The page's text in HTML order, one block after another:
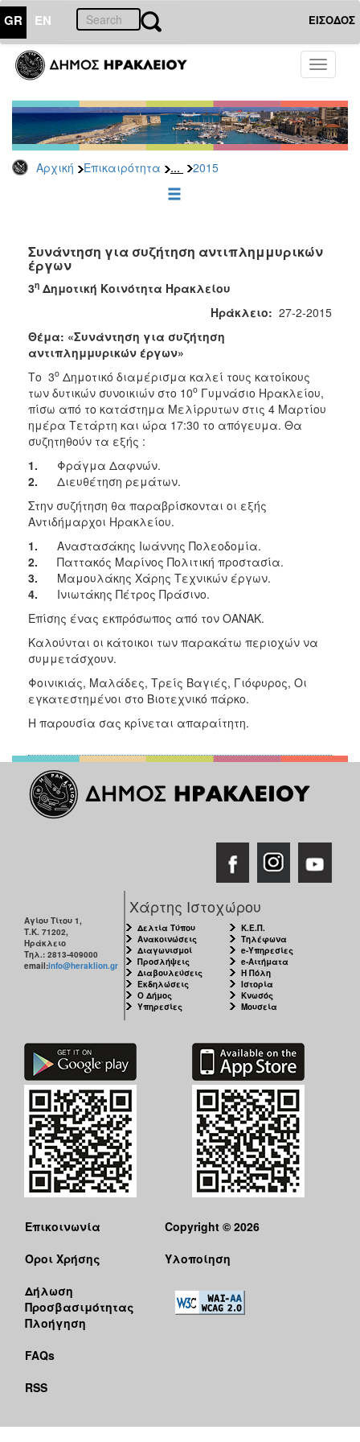
GR EN ΕΙΣΟΔΟΣ
Toggle
Αρχική Επικαιρότητα ... 2015
ΕΠΙΚΑΙΡΟΤΗΤΑ
Τύπου
Αρχείο
2026
2025
2022
2021
2020
2018
2017
2016
2015
2013
2012
2011
2010
2006
ΔΗΜΟΤΗΣ
ΕΠΙΣΚΕΠΤΗΣ
ΗΡΑΚΛΕΙΟ
Συνάντηση για συζήτηση αντιπλημμυρικών
έργων
3η Δημοτική Κοινότητα Ηρακλείου
Ηράκλειο: 27-2-2015
Θέμα: «Συνάντηση για συζήτηση
αντιπλημμυρικών έργων»
Το 3ο Δημοτικό διαμέρισμα καλεί τους κατοίκους
των δυτικών συνοικιών στο 10ο Γυμνάσιο Ηρακλείου,
πίσω από το κατάστημα Μελίρρυτων στις 4 Μαρτίου
ημέρα Τετάρτη και ώρα 17:30 το απόγευμα. Θα
συζητηθούν τα εξής :
1. Φράγμα Δαφνών.
2. Διευθέτηση ρεμάτων.
Στην συζήτηση θα παραβρίσκονται οι εξής
Αντιδήμαρχοι Ηρακλείου.
1. Αναστασάκης Ιωάννης Πολεοδομία.
2. Παττακός Μαρίνος Πολιτική προστασία.
3. Μαμουλάκης Χάρης Τεχνικών έργων.
4. Ινιωτάκης Πέτρος Πράσινο.
Επίσης ένας εκπρόσωπος από τον ΟΑΝΑΚ.
Καλούνται οι κάτοικοι των παρακάτω περιοχών να
συμμετάσχουν.
Φοινικιάς, Μαλάδες, Τρείς Βαγιές, Γιόφυρος, Οι
εγκατεστημένοι στο Βιοτεχνικό πάρκο.
Η παρουσία σας κρίνεται απαραίτητη.
Αγίου Τίτου 1,
Τ.Κ. 71202,
Ηράκλειο
Τηλ.: 2813-409000
email:info@heraklion.gr
Χάρτης Ιστοχώρου
Δελτία Τύπου
Ανακοινώσεις
Διαγωνισμοί
Προσλήψεις
Διαβουλεύσεις
Εκδηλώσεις
Ο Δήμος
Υπηρεσίες
Κ.Ε.Π.
Τηλέφωνα
e-Υπηρεσίες
e-Αιτήματα
Η Πόλη
Ιστορία
Κνωσός
Μουσεία
Επικοινωνία
Όροι Χρήσης
Δήλωση
Προσβασιμότητας
Πλοήγηση
FAQs
RSS
Copyright © 2026
Υλοποίηση